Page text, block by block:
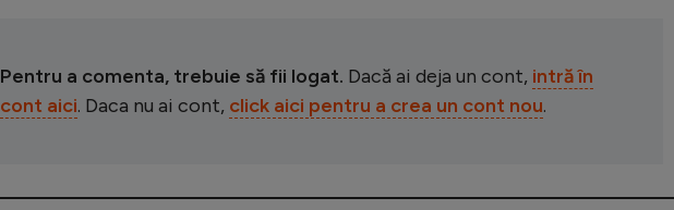
Pentru a comenta, trebuie să fii logat. Dacă ai deja un cont, intră în
cont aici. Daca nu ai cont, click aici pentru a crea un cont nou.